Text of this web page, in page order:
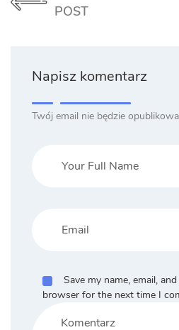
POST
Napisz komentarz
Twój email nie będzie
Save my name, email,
browser for the next time I